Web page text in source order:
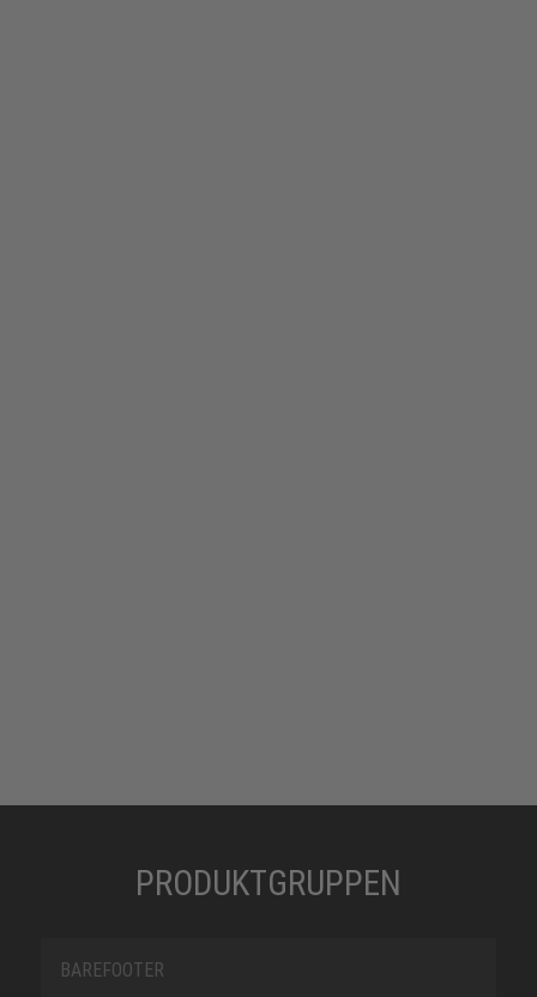
PRODUKTGRUPPEN
BAREFOOTER